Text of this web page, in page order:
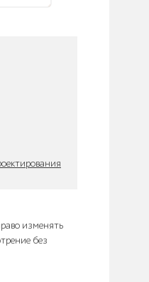
изменять
без